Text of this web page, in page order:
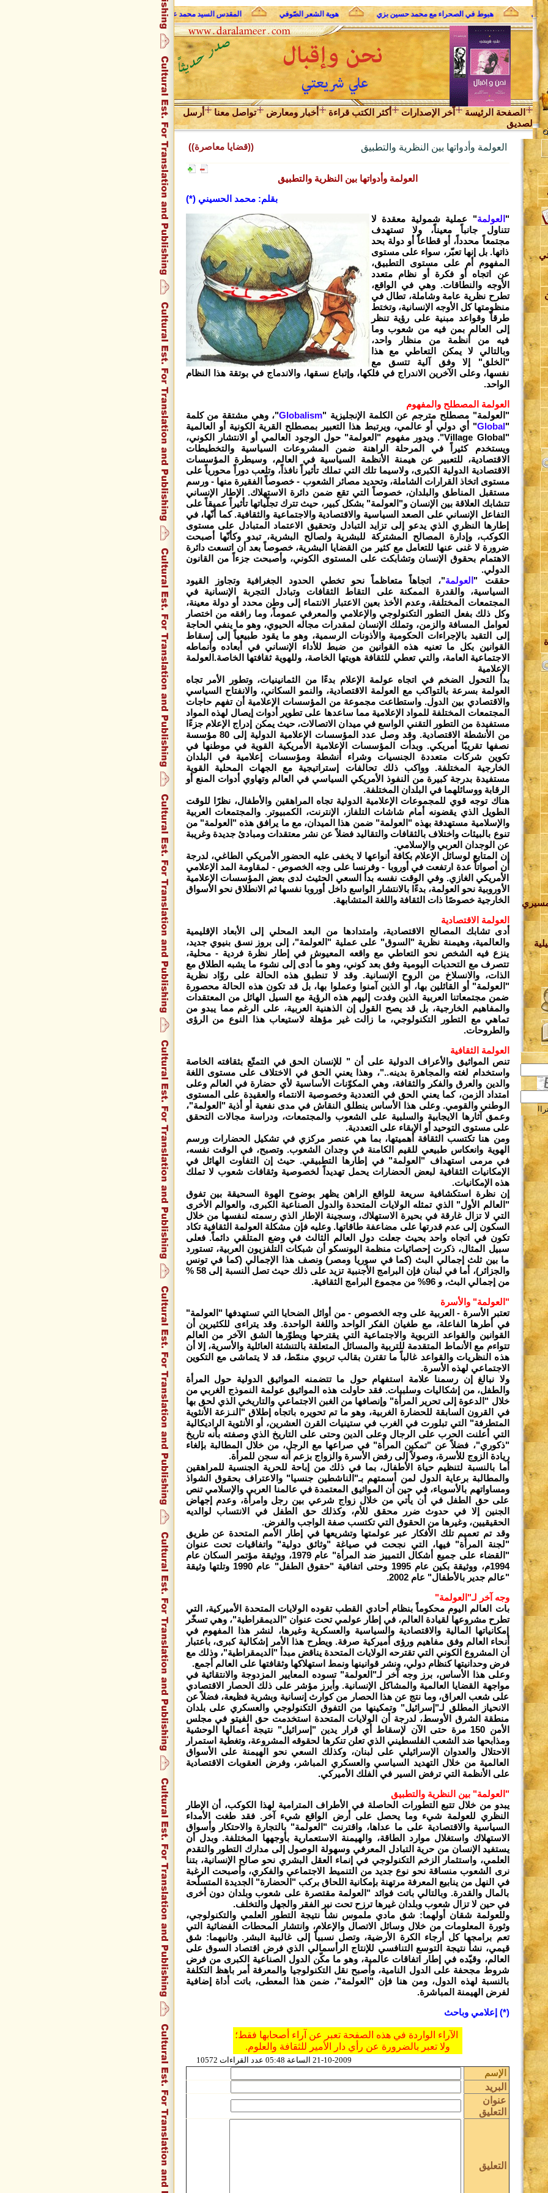
هبوط في الصحراء مع محمد حسين بزي هوية الشعر الصّوفي المقدس السيد محمد علي فضل الله وحديث الروح
الصفحة الرئيسة اّخر الإصدارات أكثر الكتب قراءة أخبار ومعارض تواصل معنا
أرسل
لصديق
العولمة وأدواتها بين النظرية والتطبيق ((قضايا معاصرة))
العولمة وأدواتها بين النظرية والتطبيق
بقلم: محمد الحسيني (*)
" العولمة" عملية شمولية معقدة لا
تتناول جانباً معيناً، ولا تستهدف
مجتمعاً محدداً، أو قطاعاً أو دولة بحد
ذاتها. بل إنها تعبّر، سواء على مستوى
المفهوم أم على مستوى التطبيق،
عن اتجاه أو فكرة أو نظام متعدد
الأوجه والنطاقات. وهي في الواقع،
تطرح نظرية عامة وشاملة، تطال في
منظومتها كل الأوجه الإنسانية، وتختط
طرقاً وقواعد مبنية على رؤية تنظر
إلى العالم بمن فيه من شعوب وما
فيه من أنظمة من منظار واحد،
وبالتالي لا يمكن التعاطي مع هذا
"الخلق" إلا وفق آلية تتسق مع
نفسها، وعلى الآخرين الاندراج في فلكها، وإتباع نسقها، والاندماج في بوتقة هذا النظام
الواحد.
العولمة المصطلح والمفهوم
"العولمة" مصطلح مترجم عن الكلمة الإنجليزية "Globalism"، وهي مشتقة من كلمة
"
Global" أي دولي أو عالمي، ويرتبط هذا التعبير بمصطلح القرية الكونية أو العالمية
"Village Global". ويدور مفهوم "العولمة" حول الوجود العالمي أو الانتشار الكوني،
ويستخدم كثيراً في المرحلة الراهنة ضمن المشروعات السياسية والتخطيطات
الاقتصادية، للتعبير عن هيمنة الأنظمة السياسية في العالم، وسيطرة المؤسسات
الاقتصادية الدولية الكبرى، ولاسيما تلك التي تملك تأثيراً نافذاً، وتلعب دوراً محورياً على
مستوى اتخاذ القرارات الشاملة، وتحديد مصائر الشعوب - خصوصاً الفقيرة منها - ورسم
مستقبل المناطق والبلدان، خصوصاً التي تقع ضمن دائرة الاستهلاك. الإطار
الإنساني
تتشابك العلاقة بين الإنسان و"العولمة" بشكل كبير، حيث تترك تجلّياتها تأثيراً عميقاً على
التفاعل الإنساني على الصعد السياسية والاقتصادية والاجتماعية والثقافية. كما أنّها، في
إطارها النظري الذي يدعو إلى تزايد التبادل وتحقيق الاعتماد المتبادل على مستوى
الكوكب، وإدارة المصالح المشتركة للبشرية ولصالح البشرية، تبدو وكأنّها أصبحت
ضرورة لا غنى عنها للتعامل مع كثير من القضايا البشرية، خصوصاً بعد أن اتسعت دائرة
الاهتمام بحقوق الإنسان وتشابكت على المستوى الكوني، وأصبحت جزءاً من القانون
الدولي.
حققت " العولمة"، اتجاهاً متعاظماً نحو تخطي الحدود الجغرافية وتجاوز القيود
السياسية، والقدرة الممكنة على التقاط الثقافات وتبادل التجربة الإنسانية في
المجتمعات المختلفة، وعدم الأخذ بعين الاعتبار الانتماء إلى وطن محدد أو دولة معينة،
وكل ذلك بفعل التطور التكنولوجي والإعلامي والمعرفي عموماً، وما رافقه من اختصار
لعوامل المسافة والزمن، وتملك الإنسان لمقدرات مجاله الحيوي، وهو ما ينفي الحاجة
إلى التقيد بالإجراءات الحكومية والأذونات الرسمية، وهو ما يقود طبيعياً إلى إسقاط
القوانين بكل ما تعنيه هذه القوانين من ضبط للأداء الإنساني في أبعاده وأنماطه
الاجتماعية العامة، والتي تعطي للثقافة هويتها الخاصة، وللهوية ثقافتها الخاصة.العولمة
الإعلامية
بدأ التحول الضخم في اتجاه عولمة الإعلام بدءًا من الثمانينيات، وتطور الأمر تجاه
العولمة بسرعة بالتواكب مع العولمة الاقتصادية، والنمو السكاني، والانفتاح السياسي
والاقتصادي بين الدول. واستطاعت مجموعة من المؤسسات الإعلامية أن تفهم حاجات
المجتمعات المختلفة للمواد الإعلامية مما ساعدها على تطوير أدوات إيصال لهذه المواد
مستفيدة من التطور التقني الواسع في ميدان الاتصالات، حيث يمكن إدراج الإعلام جزءًا
من الأنشطة الاقتصادية. وقد وصل عدد المؤسسات الإعلامية الدولية إلى 80 مؤسسة
نصفها تقريبًا أمريكي. وبدأت المؤسسات الإعلامية الأمريكية القوية في موطنها في
تكوين شركات متعددة الجنسيات وشراء أنشطة ومؤسسات إعلامية في البلدان
الخارجية المختلفة. وواكب ذلك تحالفات إستراتيجية مع الجهات المحلية القوية
مستفيدة بدرجة كبيرة من النفوذ الأمريكي السياسي في العالم وتهاوي أدوات المنع أو
الرقابة ووسائلهما في البلدان المختلفة.
هناك توجه قوي للمجموعات الإعلامية الدولية تجاه المراهقين والأطفال، نظرًا للوقت
الطويل الذي يقضونه أمام شاشات التلفاز، الإنترنت، الكمبيوتر. والمجتمعات العربية
والإسلامية مستهدفة بهذه "العولمة" ضمن هذا الميدان، مع ما يرافق هذه "العولمة" من
تنوع بالبيئات واختلاف بالثقافات والتقاليد فضلاً عن نشر معتقدات ومبادئ جديدة وغريبة
عن الوجدان العربي والإسلامي.
إن المتابع لوسائل الإعلام بكافة أنواعها لا يخفى عليه الحضور الأمريكي الطاغي، لدرجة
أن أصواتاً عدة ارتفعت في أوروبا - وفرنسا على وجه الخصوص - لمقاومة المد الإعلامي
الأمريكي الغازي. وفي الوقت نفسه بدأ السعي الحثيث لدى بعض المؤسسات الإعلامية
الأوروبية نحو العولمة، بدءًا بالانتشار الواسع داخل أوروبا نفسها ثم الانطلاق نحو الأسواق
الخارجية خصوصًا ذات الثقافة واللغة المتشابهة.
العولمة الاقتصادية
أدى تشابك المصالح الاقتصادية، وامتدادها من البعد المحلي إلى الأبعاد الإقليمية
والعالمية، وهيمنة نظرية "السوق" على عملية "العولمة"، إلى بروز نسق بنيوي جديد،
ينزع فيه الشخص نحو التعاطي مع واقعه المعيوش في إطار نظرة فردية - محلية،
تتصرف مع التحديات اليومية وفق بعد كوني، وهو ما أدى إلى نشوء ما يشبه الطلاق مع
الذات، والانسلاخ من الروح الإنسانية. وقد لا تنطبق هذه الحالة على روّاد نظرية
"العولمة" أو القائلين بها، أو الذين آمنوا وعملوا بها، بل قد تكون هذه الحالة محصورة
ضمن مجتمعاتنا العربية الذين وفدت إليهم هذه الرؤية مع السيل الهائل من المعتقدات
والمفاهيم الخارجية، بل قد يصح القول إن الذهنية العربية، على الرغم مما يبدو من
تماهي مع التطور التكنولوجي، ما زالت غير مؤهلة لاستيعاب هذا النوع من الرؤى
والطروحات.
العولمة الثقافية
تنص المواثيق والأعراف الدولية على أن " للإنسان الحق في التمتّع بثقافته الخاصة
واستخدام لغته والمجاهرة بدينه.."، وهذا يعني الحق في الاختلاف على مستوى اللغة
والدين والعرق والفكر والثقافة، وهي المكوّنات الأساسية لأي حضارة في العالم وعلى
امتداد الزمن، كما يعني الحق في التعددية وخصوصية الانتماء والعقيدة على المستوى
الوطني والقومي. وعلى هذا الأساس ينطلق النقاش في مدى نفعية أو أذية "العولمة"،
وعمق آثارها الايجابية والسلبية على الشعوب والمجتمعات، ودراسة مجالات التحقق
على مستوى التوحيد أو الإبقاء على التعددية.
ومن هنا تكتسب الثقافة أهميتها، بما هي عنصر مركزي في تشكيل الحضارات ورسم
الهوية وانعكاس طبيعي للقيم الكامنة في وجدان الشعوب. وتصبح، في الوقت نفسه،
في مرمى استهداف "العولمة" في إطارها التطبيقي. حيث إن التفاوت الهائل في
الإمكانيات الثقافية لبعض الحضارات يحمل تهديداً لخصوصية وثقافات شعوب لا تملك
هذه الإمكانيات.
إن نظرة استكشافية سريعة للواقع الراهن يظهر بوضوح الهوة السحيقة بين تفوق
"العالم الأول" الذي تمثله الولايات المتحدة والدول الصناعية الكبرى، والعوالم الأخرى
التي لا تزال غارقة في بحيرة الاستهلاك، وسجينة الإطار الذي رسمته لنفسها من خلال
السكون إلى عدم قدرتها على مضاعفة طاقاتها. وعليه فإن مشكلة العولمة الثقافية تكاد
تكون في اتجاه واحد بحيث جعلت دول العالم الثالث في وضع المتلقي دائماً. فعلى
سبيل المثال، ذكرت إحصائيات منظمة اليونسكو أن شبكات التلفزيون العربية، تستورد
ما بين ثلث إجمالي البث (كما في سوريا ومصر) ونصف هذا الإجمالي (كما في تونس
والجزائر)، أما في لبنان فإن البرامج الأجنبية تزيد على ذلك حيث تصل النسبة إلى 58 %
من إجمالي البث، و 96% من مجموع البرامج الثقافية.
"العولمة" والأسرة
تعتبر الأسرة - العربية على وجه الخصوص - من أوائل الضحايا التي تستهدفها "العولمة"
في أطرها الفاعلة، مع طغيان الفكر الواحد واللغة الواحدة. وقد يتراءى للكثيرين أن
القوانين والقواعد التربوية والاجتماعية التي يقترحها ويطوّرها الشق الآخر من العالم
تتواءم مع الأنماط المتقدمة للتربية والمسائل المتعلقة بالتنشئة العائلية والأسرية، إلا أن
هذه النظريات والقواعد غالباً ما تقترن بقالب تربوي منمّط، قد لا يتماشى مع التكوين
الاجتماعي لهذه الأسرة.
ولا نبالغ إن رسمنا علامة استفهام حول ما تتضمنه المواثيق الدولية حول المرأة
والطفل، من إشكاليات وسلبيات. فقد حاولت هذه المواثيق عولمة النموذج الغربي من
خلال "الدعوة إلى تحرير المرأة" وإنصافها من الغبن الاجتماعي والتاريخي الذي لحق بها
في القرون السابقة للحضارة الغربية، وهو ما تم تحويره باتجاه إطلاق "النـزعة الأنثوية
المتطرفة" التي تبلورت في الغرب في ستينيات القرن العشرين، أو الأنثوية الراديكالية
التي أعلنت الحرب على الرجال وعلى الدين وحتى على التاريخ الذي وصفته بأنه تاريخ
"ذكوري"، فضلاً عن "تمكين المرأة" في صراعها مع الرجل، من خلال المطالبة بإلغاء
ريادة الزوج للأسرة، وصولاً إلى رفض الأسرة والزواج بزعم أنه سجن للمرأة.
أما بالنسبة لتنظيم حياة الأطفال، بما في ذلك من إباحة للحرية الجنسية للمراهقين
والمطالبة برعاية الدول لمن أسمتهم بـ"الناشطين جنسيا" والاعتراف بحقوق الشواذ
ومساواتهم بالأسوياء، في حين أن المواثيق المعتمدة في عالمنا العربي والإسلامي تنص
على حق الطفل في أن يأتي من خلال زواج شرعي بين رجل وامرأة، وعدم إجهاض
الجنين إلا في حدوث ضرر محقق للأم، وكذلك حق الطفل في الانتساب لوالديه
الحقيقيين، وغيرها من الحقوق التي تكتسب صفة الواجب والفرض.
وقد تم تعميم تلك الأفكار عبر عولمتها وتشريعها في إطار الأمم المتحدة عن طريق
"لجنة المرأة" فيها، التي نجحت في صياغة "وثائق دولية" واتفاقيات تحت عنوان
"القضاء على جميع أشكال التمييز ضد المرأة" عام 1979، ووثيقة مؤتمر السكان عام
1994م، ووثيقة بكين عام 1995 وحتى اتفاقية "حقوق الطفل" عام 1990 وتلتها وثيقة
"عالم جدير بالأطفال" عام 2002.
وجه آخر لـ"العولمة"
بات العالم اليوم محكوماً بنظام أحادي القطب تقوده الولايات المتحدة الأميركية، التي
تطرح مشروعها لقيادة العالم، في إطار عولمي تحت عنوان "الديمقراطية"، وهي تسخّر
إمكانياتها المالية والاقتصادية والسياسية والعسكرية وغيرها، لنشر هذا المفهوم في
أنحاء العالم وفق مفاهيم ورؤى أميركية صرفة. ويطرح هذا الأمر إشكالية كبرى، باعتبار
أن المشروع الكوني التي تقترحه الولايات المتحدة يناقض مبدأ "الديمقراطية"، وذلك مع
فرض وحدانيتها كنظام دولي، ونشر قوانينها ونمط استهلاكها وثقافتها على العالم أجمع.
وعلى هذا الأساس، برز وجه آخر لـ"العولمة" تسوده المعايير المزدوجة والانتقائية في
مواجهة القضايا العالمية والمشاكل الإنسانية. وأبرز مؤشر على ذلك الحصار الاقتصادي
على شعب العراق، وما نتج عن هذا الحصار من كوارث إنسانية وبشرية فظيعة، فضلاً عن
الانحياز المطلق لـ"إسرائيل" وتمكينها من التفوق التكنولوجي والعسكري على بلدان
منطقة الشرق الأوسط، لدرجة أن الولايات المتحدة استخدمت حق الفيتو في مجلس
الأمن 150 مرة حتى الآن لإسقاط أي قرار يدين "إسرائيل" نتيجة أعمالها الوحشية
ومذابحها ضد الشعب الفلسطيني الذي تعلن تنكرها لحقوقه المشروعة، وتغطية استمرار
الاحتلال والعدوان الإسرائيلي على لبنان، وكذلك السعي نحو الهيمنة على الأسواق
العالمية من خلال التهديد السياسي والعسكري المباشر، وفرض العقوبات الاقتصادية
على الأنظمة التي ترفض السير في الفلك الأميركي.
"العولمة" بين النظرية والتطبيق
يبدو من خلال تتبع التطورات الحاصلة في الأطراف المترامية لهذا الكوكب، أن الإطار
النظري للعولمة شيء وما يحصل على أرض الواقع شيء آخر. فقد طغت الأمداء
السياسية والاقتصادية على ما عداها، واقترنت "العولمة" بالتجارة والاحتكار وأسواق
الاستهلاك واستغلال موارد الطاقة، والهيمنة الاستعمارية بأوجهها المختلفة. وبدل أن
يستفيد الإنسان من حرية التبادل المعرفي وسهولة الوصول إلى مدارك التطور والتقدم
العلمي، واستثمار الزخم التكنولوجي في إنماء العقل البشري نحو صالح الإنسانية، بتنا
نرى الشعوب منساقة نحو نوع جديد من التنميط الاجتماعي والفكري، وأصبحت الرغبة
في النهل من ينابيع المعرفة مرتهنة بإمكانية اللحاق بركب "الحضارة" الجديدة المتسلّحة
بالمال والقدرة. وبالتالي باتت فوائد "العولمة مقتصرة على شعوب وبلدان دون أخرى
في حين لا تزال شعوب وبلدان غيرها ترزح تحت نير الفقر والجهل والتخلف.
وللعولمة شقان أولهما: شق مادي ملموس نشأ نتيجة التطور العلمي والتكنولوجي،
وثورة المعلومات من خلال وسائل الاتصال والإعلام، وانتشار المحطات الفضائية التي
تعم برامجها كل أرجاء الكرة الأرضية، وتصل نسبياً إلى غالبية البشر. وثانيهما: شق
قيمي، نشأ نتيجة التوسع التنافسي للإنتاج الرأسمالي الذي فرض اقتصاد السوق على
العالم، وقيّده في إطار اتفاقات عالمية، وهو ما مكّن الدول الصناعية الكبرى من فرض
شروط مجحفة على الدول النامية، وأصبح نقل التكنولوجيا والمعرفة أمر باهظ التكلفة
بالنسبة لهذه الدول، ومن هنا فإن "العولمة"، ضمن هذا المعطى، باتت أداة إضافية
لفرض الهيمنة المباشرة.
(*) إعلامي وباحث
الآراء الواردة في هذه الصفحة تعبر عن آراء أصحابها فقط؛
ولا تعبر بالضرورة عن رأي دار الأمير للثقافة والعلوم.
21-10-2009 الساعة 05:48 عدد القراءات 10572
الإسم
البريد
عنوان
التعليق
التعليق